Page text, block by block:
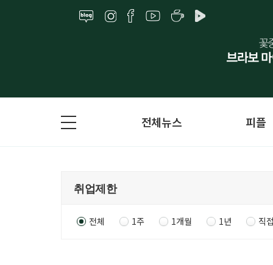
전체뉴스 피플
전체 1주 1개월 1년 직